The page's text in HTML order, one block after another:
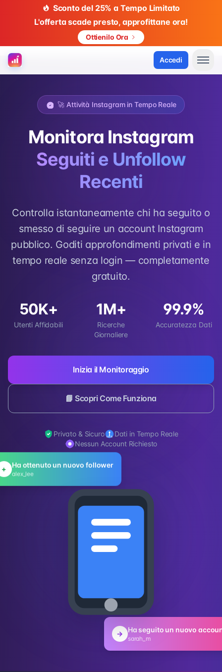
Sconto del 25% a Tempo Limitato
L'offerta scade presto, approfittane ora!
Ottienilo Ora
Accedi
🚀 Attività Instagram in Tempo Reale
Monitora Instagram
Seguiti e Unfollow
Recenti
Controlla istantaneamente chi ha seguito o
smesso di seguire un account Instagram
pubblico. Goditi approfondimenti privati e in
tempo reale senza login — completamente
gratuito.
50K+
Utenti Affidabili
1M+
Ricerche
Giornaliere
99.9%
Accuratezza Dati
Inizia il Monitoraggio
📘 Scopri Come Funziona
Privato & Sicuro
Dati in Tempo Reale
Nessun Account Richiesto
+ Ha ottenuto un nuovo follower
alex_lee
→ Ha seguito un nuovo
sarah_m